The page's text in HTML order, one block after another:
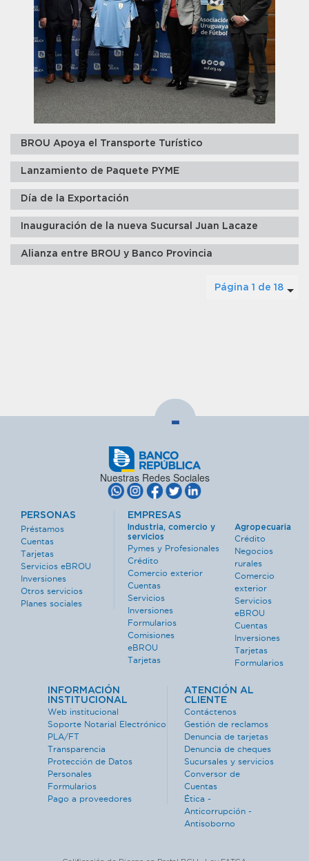
BROU Apoya el Transporte Turístico
Lanzamiento de Paquete PYME
Día de la Exportación
Inauguración de la nueva Sucursal Juan Lacaze
Alianza entre BROU y Banco Provincia
Página 1 de 18
-
Nuestras Redes Sociales
PERSONAS
Préstamos
Cuentas
Tarjetas
Servicios eBROU
Inversiones
Otros servicios
Planes sociales
EMPRESAS
Industria, comercio y
servicios
Pymes y Profesionales
Crédito
Comercio exterior
Cuentas
Servicios
Inversiones
Formularios
Comisiones
eBROU
Tarjetas
Agropecuaria
Crédito
Negocios
rurales
Comercio
exterior
Servicios
eBROU
Cuentas
Inversiones
Tarjetas
Formularios
INFORMACIÓN
INSTITUCIONAL
Web institucional
Soporte Notarial Electrónico
PLA/FT
Transparencia
Protección de Datos
Personales
Formularios
Pago a proveedores
ATENCIÓN AL
CLIENTE
Contáctenos
Gestión de reclamos
Denuncia de tarjetas
Denuncia de cheques
Sucursales y servicios
Conversor de
Cuentas
Ética -
Anticorrupción -
Antisoborno